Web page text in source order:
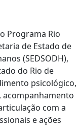
Programa Rio
de Estado de
(SEDSODH),
do Rio de
psicológico,
acompanhamento
com a
e ações